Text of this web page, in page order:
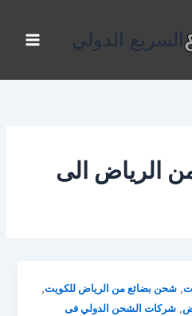
السريع الدولي
الرياض الى
,شحن بضائع من الرياض للكويت,
,شركات الشحن الدولي فى